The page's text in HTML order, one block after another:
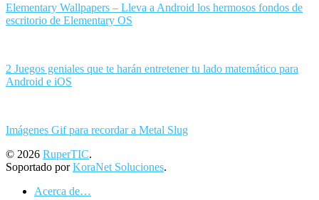
Elementary Wallpapers – Lleva a Android los hermosos fondos de
escritorio de Elementary OS
2 Juegos geniales que te harán entretener tu lado matemático para
Android e iOS
Imágenes Gif para recordar a Metal Slug
© 2026 RuperTIC.
Soportado porKoraNet Soluciones.
Acerca de…